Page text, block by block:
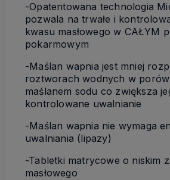
-Opatentowana technologia
pozwala na trwałe i
kwasu masłowego w CAŁYM
pokarmowym
-Maślan wapnia jest mniej
roztworach wodnych w
maślanem sodu co zwiększa
kontrolowane uwalnianie
-Maślan wapnia nie wymaga
uwalniania (lipazy)
-Tabletki matrycowe o niskim
masłowego